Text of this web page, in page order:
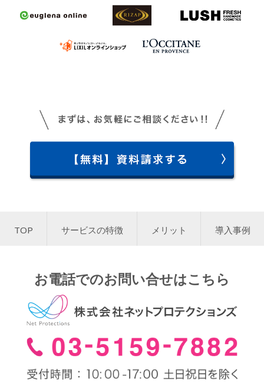
TOP サービスの特徴 メリット 導入事例
お電話でのお問い合せはこちら